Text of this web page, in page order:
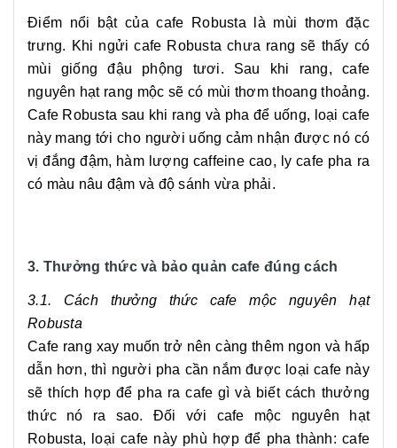
Điểm nổi bật của cafe Robusta là mùi thơm đặc
trưng. Khi ngửi cafe Robusta chưa rang sẽ thấy có
mùi giống đậu phộng tươi. Sau khi rang, cafe
nguyên hạt rang mộc sẽ có mùi thơm thoang thoảng.
Cafe Robusta sau khi rang và pha để uống, loại cafe
này mang tới cho người uống cảm nhận được nó có
vị đắng đậm, hàm lượng caffeine cao, ly cafe pha ra
có màu nâu đậm và độ sánh vừa phải.
3. Thưởng thức và bảo quản cafe đúng cách
3.1. Cách thưởng thức cafe mộc nguyên hạt
Robusta
Cafe rang xay muốn trở nên càng thêm ngon và hấp
dẫn hơn, thì người pha cần nắm được loại cafe này
sẽ thích hợp để pha ra cafe gì và biết cách thưởng
thức nó ra sao. Đối với cafe mộc nguyên hạt
Robusta, loại cafe này phù hợp để pha thành: cafe